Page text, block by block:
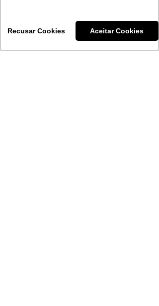
Recusar Cookies Aceitar Cookies
Recusar Cookies Aceitar Cookies